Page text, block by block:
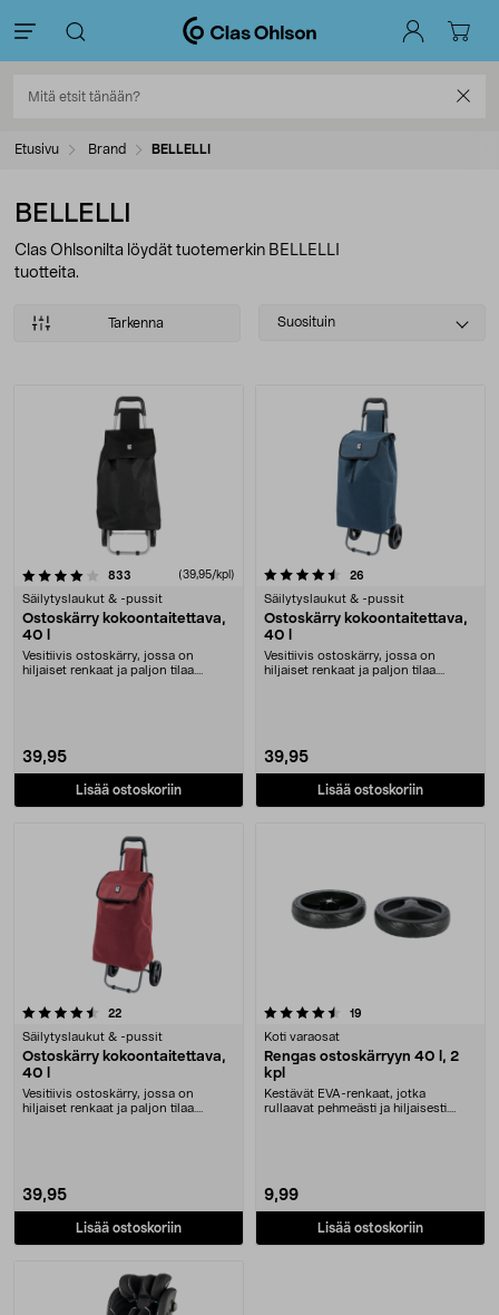
Etusivu Brand BELLELLI
BELLELLI
Clas Ohlsonilta löydät tuotemerkin BELLELLI
tuotteita.
Tarkenna
Select
Suosituin
Tuotteet
833 arvostelut(39,95/kpl)
Säilytyslaukut & -pussit
Ostoskärry kokoontaitettava,
40 l
Vesitiivis ostoskärry, jossa on
hiljaiset renkaat ja paljon tilaa.
39,95
Lisää ostoskoriin
4.5 viidestä tähdestä 26
Säilytyslaukut & -pussit
Ostoskärry kokoontaitettava,
40 l
Vesitiivis ostoskärry, jossa on
hiljaiset renkaat ja paljon tilaa.
39,95
Lisää ostoskoriin
22arvostelut
Säilytyslaukut & -pussit
Ostoskärry kokoontaitettava,
40 l
Vesitiivis ostoskärry, jossa on
hiljaiset renkaat ja paljon tilaa.
39,95
Lisää ostoskoriin
4.5 viidestä tähdestä 19
Koti varaosat
Rengas ostoskärryyn 40 l, 2
kpl
Kestävät EVA-renkaat, jotka
rullaavat pehmeästi ja hiljaisesti.
9,99
Lisää ostoskoriin